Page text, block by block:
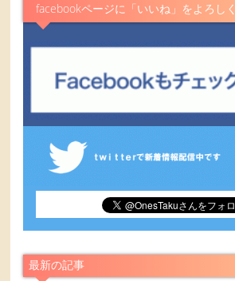
facebookページに「いいね」をよろし
最新の記事